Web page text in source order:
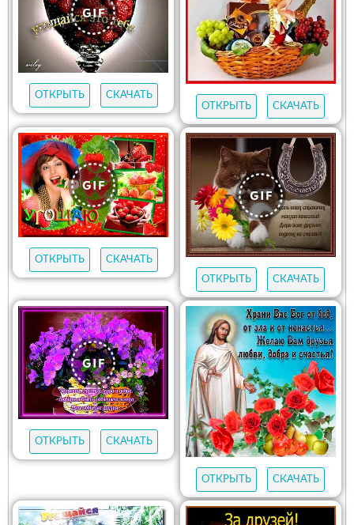
ОТКРЫТЬ
СКАЧАТЬ
ОТКРЫТЬ
СКАЧАТЬ
ОТКРЫТЬ
СКАЧАТЬ
ОТКРЫТЬ
СКАЧАТЬ
ОТКРЫТЬ СКАЧАТЬ
ОТКРЫТЬ СКАЧАТЬ